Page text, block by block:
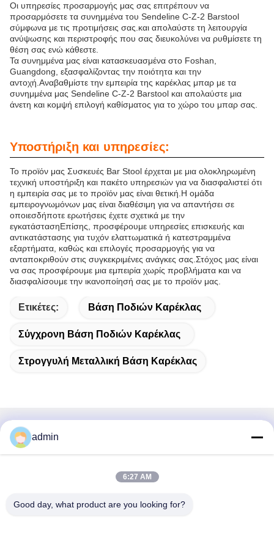
Οι υπηρεσίες προσαρμογής μας σας επιτρέπουν να
προσαρμόσετε τα συνημμένα του Sendeline C-Z-2 Barstool
σύμφωνα με τις προτιμήσεις σας.και απολαύστε τη λειτουργία
ανύψωσης και περιστροφής που σας διευκολύνει να ρυθμίσετε τη
θέση σας ενώ κάθεστε.
Τα συνημμένα μας είναι κατασκευασμένα στο Foshan,
Guangdong, εξασφαλίζοντας την ποιότητα και την
αντοχή.Αναβαθμίστε την εμπειρία της καρέκλας μπαρ με τα
συνημμένα μας Sendeline C-Z-2 Barstool και απολαύστε μια
άνετη και κομψή επιλογή καθίσματος για το χώρο του μπαρ σας.
Υποστήριξη και υπηρεσίες:
Το προϊόν μας Συσκευές Bar Stool έρχεται με μια ολοκληρωμένη
τεχνική υποστήριξη και πακέτο υπηρεσιών για να διασφαλιστεί ότι
η εμπειρία σας με το προϊόν μας είναι θετική.Η ομάδα
εμπειρογνωμόνων μας είναι διαθέσιμη για να απαντήσει σε
οποιεσδήποτε ερωτήσεις έχετε σχετικά με την
εγκατάστασηΕπίσης, προσφέρουμε υπηρεσίες επισκευής και
αντικατάστασης για τυχόν ελαττωματικά ή κατεστραμμένα
εξαρτήματα, καθώς και επιλογές προσαρμογής για να
ανταποκριθούν στις συγκεκριμένες ανάγκες σας.Στόχος μας είναι
να σας προσφέρουμε μια εμπειρία χωρίς προβλήματα και να
διασφαλίσουμε την ικανοποίησή σας με το προϊόν μας.
Ετικέτες: Βάση Ποδιών Καρέκλας
Σύγχρονη Βάση Ποδιών Καρέκλας
Στρογγυλή Μεταλλική Βάση Καρέκλας
Γρήγορη επικοινωνία
38 Λεωφόρος Shafu, πόλη Longjiang, περιοχή Shunde,
admin
6:27 AM
Good day, what product are you looking for?